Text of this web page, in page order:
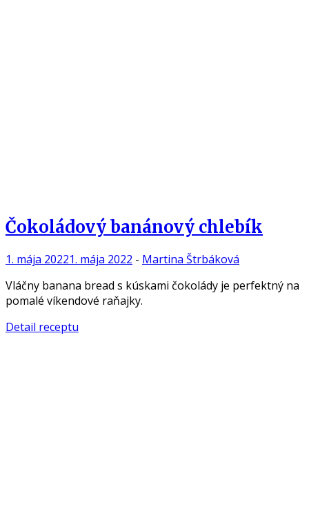
Čokoládový banánový chlebík
1. mája 20221. mája 2022 - Martina Štrbáková
Vláčny banana bread s kúskami čokolády je perfektný na
pomalé víkendové raňajky.
Detail receptu